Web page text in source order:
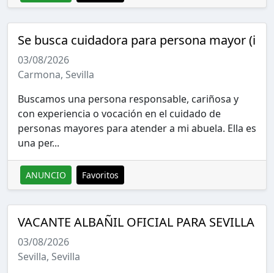
Se busca cuidadora para persona mayor (i
03/08/2026
Carmona, Sevilla
Buscamos una persona responsable, cariñosa y
con experiencia o vocación en el cuidado de
personas mayores para atender a mi abuela. Ella es
una per...
ANUNCIO Favoritos
VACANTE ALBAÑIL OFICIAL PARA SEVILLA
03/08/2026
Sevilla, Sevilla